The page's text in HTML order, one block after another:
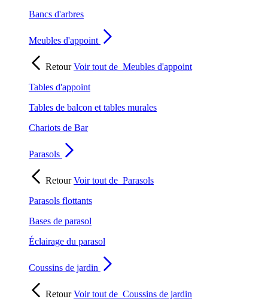
Bancs d'arbres
Meubles d'appoint
RetourVoir tout de Meubles d'appoint
Tables d'appoint
Tables de balcon et tables murales
Chariots de Bar
Parasols
RetourVoir tout de Parasols
Parasols flottants
Bases de parasol
Éclairage du parasol
Coussins de jardin
RetourVoir tout de Coussins de jardin